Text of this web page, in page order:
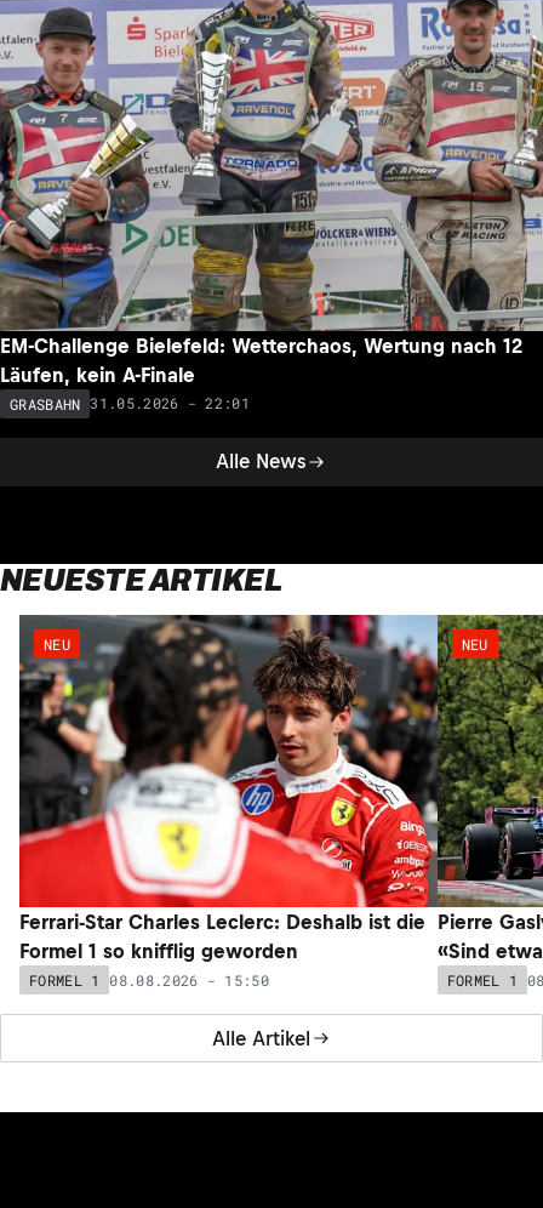
Alle News
EM-Challenge Bielefeld: Wetterchaos, Wertung nach 12
Läufen, kein A-Finale
GRASBAHN 31.05.2026 - 22:01
NEUESTE ARTIKEL
Alle Artikel
NEU
Ferrari-Star Charles Leclerc: Deshalb ist die
Formel 1 so knifflig geworden
FORMEL 1 08.08.2026 - 15:50
NEU
Pierre
«Sind
FORMEL 1